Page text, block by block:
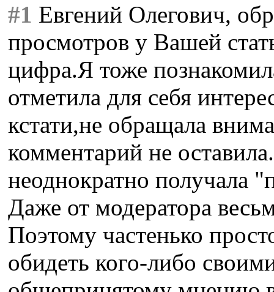
#1 Евгений Олегович,
просмотров у Вашей
цифра.Я тоже
отметила для себя
кстати,не обращала
комментарий не
неоднократно получала
Даже от модератора
Поэтому частенько
обидеть кого-либо